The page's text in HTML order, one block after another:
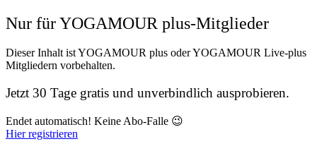
Nur für YOGAMOUR plus-Mitglieder
Dieser Inhalt ist YOGAMOUR plus oder YOGAMOUR Live-plus
Mitgliedern vorbehalten.
Jetzt 30 Tage gratis und unverbindlich ausprobieren.
Endet automatisch! Keine Abo-Falle 😉
Hier registrieren